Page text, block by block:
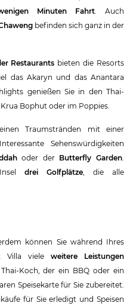
Minuten Fahrt. Auch
befinden sich ganz in der
Restaurants bieten die Resorts
das Akaryn und das Anantara
genießen Sie in den Thai-
Bophut oder im Poppies.
Traumstränden mit einer
Sehenswürdigkeiten
oder der Butterfly Garden.
drei Golfplätze, die alle
können Sie während Ihres
Villa viele weitere Leistungen
Koch, der ein BBQ oder ein
Speisekarte für Sie zubereitet.
für Sie erledigt und Speisen